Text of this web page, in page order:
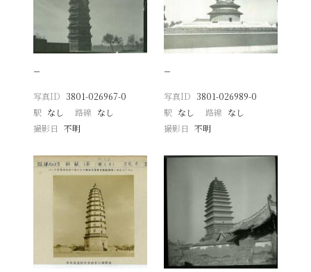
−
写真ID 3801-026967-0
駅 なし 路線 なし
撮影日
不明
−
写真ID 3801-026989-0
駅 なし 路線 なし
撮影日 不明